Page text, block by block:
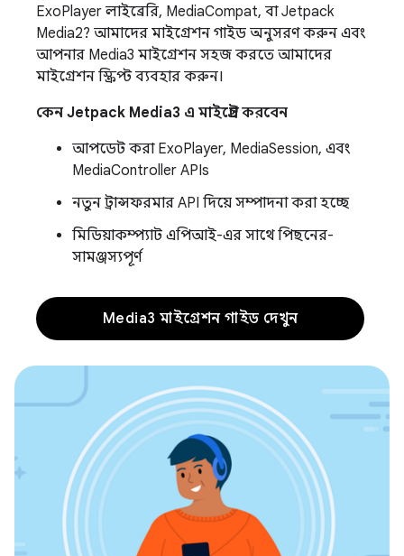
ExoPlayer লাইব্রেরি, MediaCompat, বা Jetpack
Media2? আমাদের মাইগ্রেশন গাইড অনুসরণ করুন এবং
আপনার Media3 মাইগ্রেশন সহজ করতে আমাদের
মাইগ্রেশন স্ক্রিপ্ট ব্যবহার করুন।
কেন Jetpack Media3 এ মাইগ্রেট করবেন
আপডেট করা ExoPlayer, MediaSession, এবং
MediaController APIs
নতুন ট্রান্সফরমার API দিয়ে সম্পাদনা করা হচ্ছে
মিডিয়াকম্প্যাট এপিআই-এর সাথে পিছনের-
সামঞ্জস্যপূর্ণ
Media3 মাইগ্রেশন গাইড দেখুন